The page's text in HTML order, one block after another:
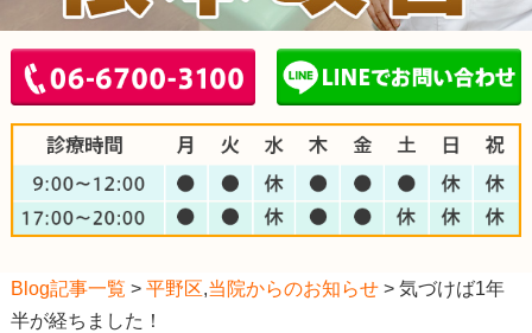
Blog記事一覧 > 平野区,当院からのお知らせ> 気づけば1年
半が経ちました！